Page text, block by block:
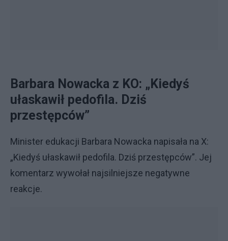
Barbara Nowacka z KO: „Kiedyś
ułaskawił pedofila. Dziś
przestępców”
Minister edukacji Barbara Nowacka napisała na X:
„Kiedyś ułaskawił pedofila. Dziś przestępców”. Jej
komentarz wywołał najsilniejsze negatywne
reakcje.